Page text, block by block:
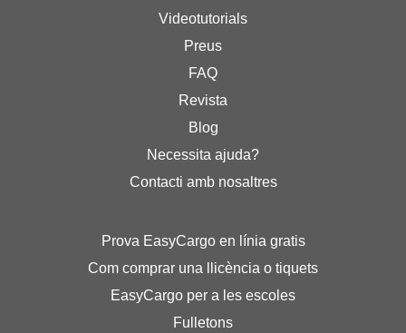
Videotutorials
Preus
FAQ
Revista
Blog
Necessita ajuda?
Contacti amb nosaltres
Prova EasyCargo en línia gratis
Com comprar una llicència o tiquets
EasyCargo per a les escoles
Fulletons